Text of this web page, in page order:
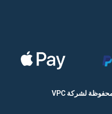
لشركة VPC